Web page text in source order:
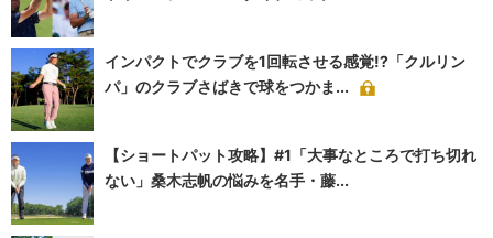
インパクトでクラブを1回転させる感覚!?「クルリン
パ」のクラブさばきで球をつかま...
【ショートパット攻略】#1「大事なところで打ち切れ
ない」桑木志帆の悩みを名手・藤...